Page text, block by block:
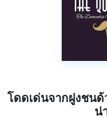
โดดเด่นจากฝูงชน
น่